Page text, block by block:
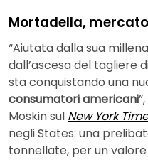
Mortadella,
“Aiutata dalla sua
dall’ascesa del tagliere
sta conquistando una
consumatori americani
Moskin sul New York
negli States: una
tonnellate, per un